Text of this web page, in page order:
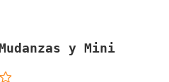
y Mini